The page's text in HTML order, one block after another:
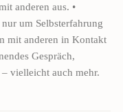
anderen aus. •
um Selbsterfahrung
mit anderen in Kontakt
Gespräch,
vielleicht auch mehr.